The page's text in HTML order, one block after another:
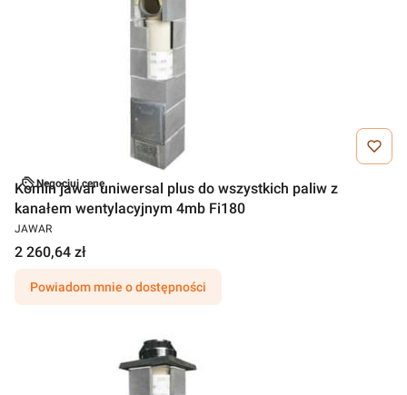
Negocjuj cenę
Komin jawar uniwersal plus do wszystkich paliw z
kanałem wentylacyjnym 4mb Fi180
JAWAR
2 260,64 zł
Powiadom mnie o dostępności